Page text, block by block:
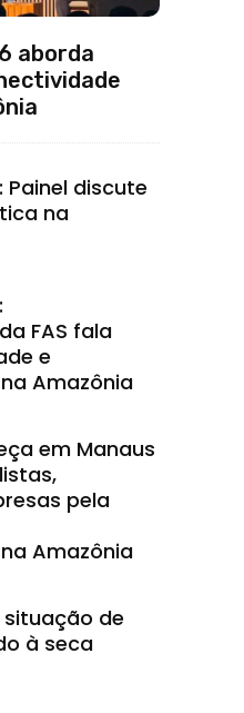
aborda
Painel discute
na
FAS fala
e
Amazônia
em Manaus
pela
Amazônia
de
à seca